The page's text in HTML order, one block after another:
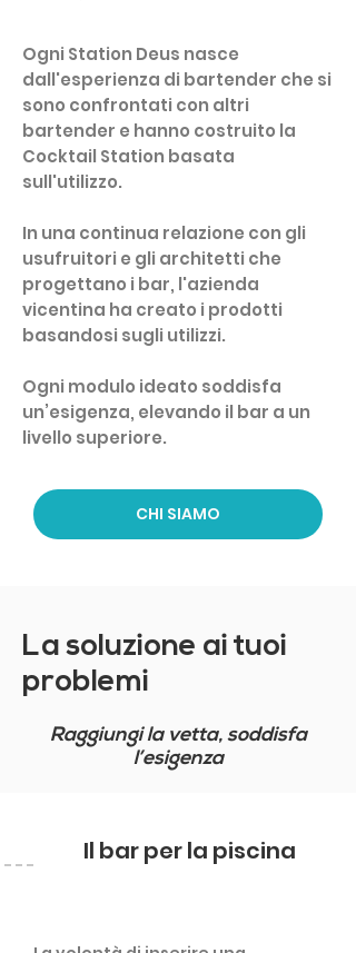
Ogni Station Deus nasce
dall'esperienza di bartender che si
sono confrontati con altri
bartender e hanno costruito la
Cocktail Station basata
sull'utilizzo.
In una continua relazione con gli
usufruitori e gli architetti che
progettano i bar, l'azienda
vicentina ha creato i prodotti
basandosi sugli utilizzi.
Ogni modulo ideato soddisfa
un’esigenza, elevando il bar a un
livello superiore.
CHI SIAMO
La soluzione ai tuoi
problemi
Raggiungi la vetta, soddisfa
l’esigenza
Il bar per la piscina